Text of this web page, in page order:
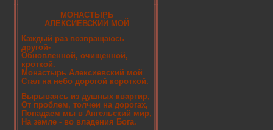
МОНАСТЫРЬ
АЛЕКСИЕВСКИЙ МОЙ
Каждый раз возвращаюсь
другой-
Обновленной, очищенной,
кроткой.
Монастырь Алексиевский мой
Стал на небо дорогой короткой.
Вырываясь из душных квартир,
От проблем, толчеи на дорогах,
Попадаем мы в Ангельский мир,
На земле - во владения Бога.